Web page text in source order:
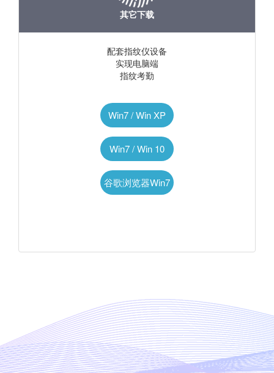
其它下载
配套指纹仪设备
实现电脑端
指纹考勤
Win7 / Win XP
Win7 / Win 10
谷歌浏览器Win7